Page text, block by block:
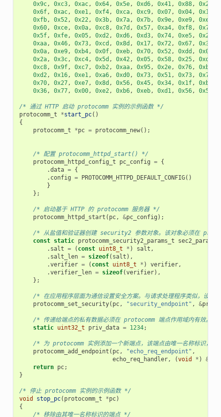
0x9c, 0xc3, 0xac, 0x64, 0x5e, 0xd6, 0x41, 0x88, 0x2f
0x6f, 0xac, 0xe1, 0xf4, 0xca, 0xc9, 0x07, 0x04, 0x11
0xfb, 0x52, 0x22, 0x3b, 0x7a, 0x7b, 0x9e, 0xe9, 0xee
0x60, 0xce, 0x0a, 0xc8, 0x7d , 0x57, 0xa4, 0xf8, 0x77
0x5f, 0xfe, 0x05, 0xd2, 0xd6, 0xd3, 0x74, 0xe5, 0x2e
0xaa, 0x46, 0x73, 0xcd , 0x8d , 0x17, 0x72, 0x67, 0x32
0x0a, 0xe9, 0xb4, 0x0f, 0xeb, 0x70, 0x52, 0xdd , 0x0a
0x2a, 0x3c, 0xc4, 0x5d , 0x42, 0x05, 0x58, 0x25, 0xd3
0xc8, 0x9f, 0xc7, 0xb2, 0xaa, 0x95, 0x2e, 0x76, 0xb3
0xd2, 0x16, 0xe1, 0xa6, 0xd0, 0x73, 0x51, 0x73, 0x79
0x70, 0x27, 0xe7, 0x8d , 0x56, 0x45, 0x34, 0x1f, 0xb9
0x36, 0x77, 0x00, 0xe2, 0xb6, 0xeb, 0xd1, 0x56, 0x50
/* 通过 HTTP 启动 protocomm 实例的示例函数 */
protocomm_t
*start_pc()
{
protocomm_t
*pc = protocomm_new();
/* 配置 protocomm_httpd_start() */
protocomm_httpd_config_t
pc_config = {
.data = {
. config = PROTOCOMM_HTTPD_DEFAULT_CONFIG()
}
};
/* 启动基于 HTTP 的 protocomm 服务器 */
protocomm_httpd_start ( pc, &pc_config );
/* 从盐值和验证器创建 security2 参数对象。该对象必须在
const static protocomm_security2_params_t sec2_params
. salt = ( const uint8_t * ) salt ,
. salt_len = sizeof( salt ),
.verifier = ( const uint8_t * ) verifier,
.verifier_len = sizeof(verifier),
};
/* 在应用程序层面为通信设置安全方案。与请求处理程序类似，设
protocomm_set_security( pc, "security_endpoint" , &
/* 传递给端点的私有数据必须在 protocomm 端点作用域内有效。该
static uint32_t priv_data = 1234;
/* 为 protocomm 实例添加一个新端点，该端点由唯一名称标识，再
protocomm_add_endpoint ( pc, "echo_req_endpoint" ,
echo_req_handler, (void * ) &
return pc;
}
/* 停止 protocomm 实例的示例函数 */
void
stop_pc( protocomm_t *pc)
{
/* 移除由其唯一名称标识的端点 */